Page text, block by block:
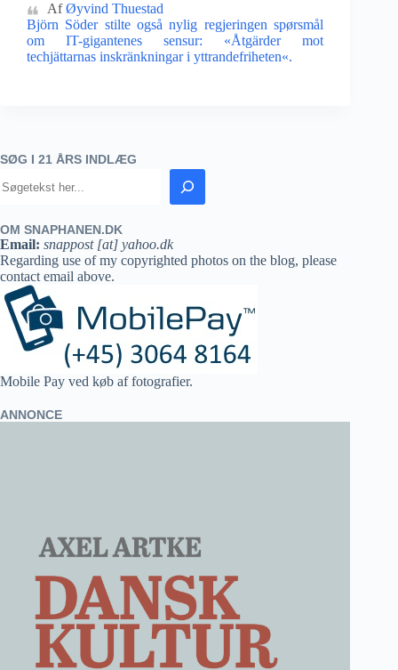
AfØyvind Thuestad
Björn Söder stilte også nylig regjeringen spørsmål
om IT-gigantenes sensur: «Åtgärder mot
techjättarnas inskränkningar i yttrandefriheten«.
SØG I 21 ÅRS INDLÆG
OM SNAPHANEN.DK
Email: snappost [at] yahoo.dk
Regarding use of my copyrighted photos on the blog, please
contact email above.
Mobile Pay ved køb af fotografier.
ANNONCE